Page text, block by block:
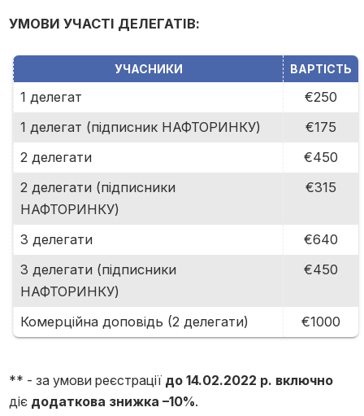
УМОВИ УЧАСТІ ДЕЛЕГАТІВ:
УЧАСНИКИ ВАРТІСТЬ
1 делегат
€250
1 делегат (підписник НАФТОРИНКУ)
€175
2 делегати
€450
2 делегати (підписники
НАФТОРИНКУ)
€315
3 делегати
€640
3 делегати (підписники
НАФТОРИНКУ)
€450
Комерційна доповідь (2 делегати) €1000
** - за умови реєстрації до 14.02.2022 р. включно
діє додаткова знижка –10%.